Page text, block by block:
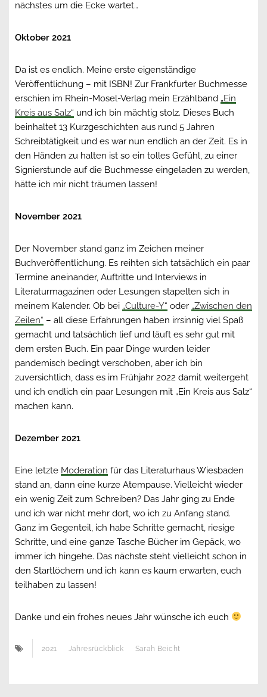
nächstes um die Ecke wartet…
Oktober 2021
Da ist es endlich. Meine erste eigenständige
Veröffentlichung – mit ISBN! Zur Frankfurter Buchmesse
erschien im Rhein-Mosel-Verlag mein Erzählband „Ein
Kreis aus Salz“ und ich bin mächtig stolz. Dieses Buch
beinhaltet 13 Kurzgeschichten aus rund 5 Jahren
Schreibtätigkeit und es war nun endlich an der Zeit. Es in
den Händen zu halten ist so ein tolles Gefühl, zu einer
Signierstunde auf die Buchmesse eingeladen zu werden,
hätte ich mir nicht träumen lassen!
November 2021
Der November stand ganz im Zeichen meiner
Buchveröffentlichung. Es reihten sich tatsächlich ein paar
Termine aneinander, Auftritte und Interviews in
Literaturmagazinen oder Lesungen stapelten sich in
meinem Kalender. Ob bei „Culture-Y“ oder „Zwischen den
Zeilen“ – all diese Erfahrungen haben irrsinnig viel Spaß
gemacht und tatsächlich lief und läuft es sehr gut mit
dem ersten Buch. Ein paar Dinge wurden leider
pandemisch bedingt verschoben, aber ich bin
zuversichtlich, dass es im Frühjahr 2022 damit weitergeht
und ich endlich ein paar Lesungen mit „Ein Kreis aus Salz“
machen kann.
Dezember 2021
Eine letzte Moderation für das Literaturhaus Wiesbaden
stand an, dann eine kurze Atempause. Vielleicht wieder
ein wenig Zeit zum Schreiben? Das Jahr ging zu Ende
und ich war nicht mehr dort, wo ich zu Anfang stand.
Ganz im Gegenteil, ich habe Schritte gemacht, riesige
Schritte, und eine ganze Tasche Bücher im Gepäck, wo
immer ich hingehe. Das nächste steht vielleicht schon in
den Startlöchern und ich kann es kaum erwarten, euch
teilhaben zu lassen!
Danke und ein frohes neues Jahr wünsche ich euch
2021 Jahresrückblick Sarah Beicht